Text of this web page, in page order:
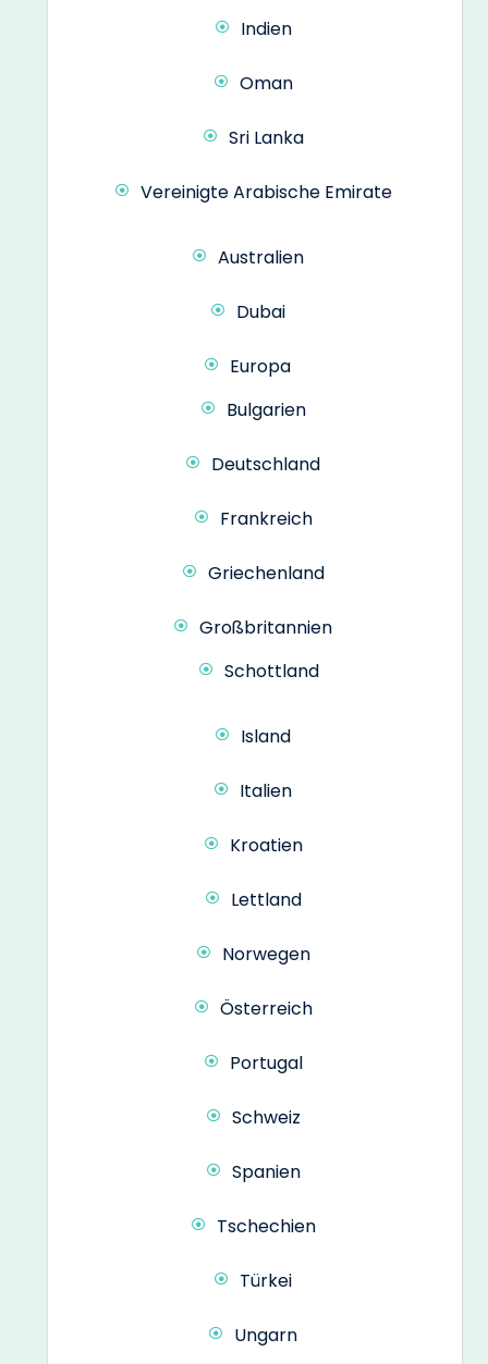
Indien
Oman
Sri Lanka
Vereinigte Arabische Emirate
Australien
Dubai
Europa
Bulgarien
Deutschland
Frankreich
Griechenland
Großbritannien
Schottland
Island
Italien
Kroatien
Lettland
Norwegen
Österreich
Portugal
Schweiz
Spanien
Tschechien
Türkei
Ungarn